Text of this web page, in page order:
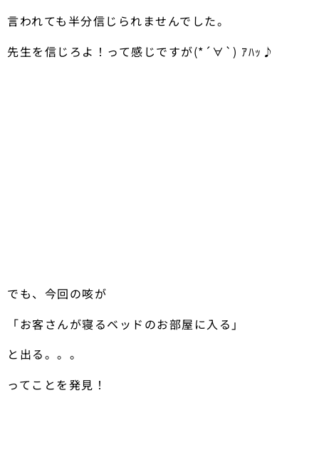
言われても半分信じられませんでした。
先生を信じろよ！って感じですが(*´∀`) ｱﾊｯ♪
でも、今回の咳が
「お客さんが寝るベッドのお部屋に入る」
と出る。。。
ってことを発見！